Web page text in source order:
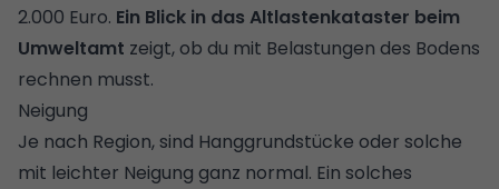
2.000 Euro. Ein Blick in das Altlastenkataster beim
Umweltamt zeigt, ob du mit Belastungen des Bodens
rechnen musst.
Neigung
Je nach Region, sind Hanggrundstücke oder solche
mit leichter Neigung ganz normal. Ein solches